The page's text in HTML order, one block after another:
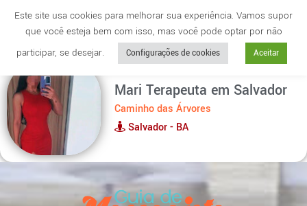
Cidade anuncie
Mari Terapeuta em Salvador
Caminho das Árvores
Salvador - BA
Este site usa cookies para melhorar sua experiência. Vamos supor
que você esteja bem com isso, mas você pode optar por não
participar, se desejar.
Configurações de cookies Aceitar